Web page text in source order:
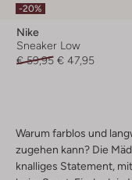
-20%
Nike
Sneaker Low
€ 59,95 € 47,95
Warum farblos und
zugehen kann? Die
knalliges Statement,